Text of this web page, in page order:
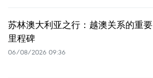
苏林澳大利亚之行：越澳关系的重要
里程碑
06/08/2026 09:36